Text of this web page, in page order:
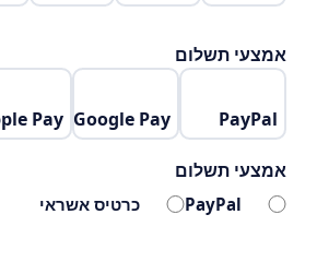
אמצעי תשלום
PayPal
Google Pay
Pay
אמצעי תשלום
PayPal כרטיס אשראי